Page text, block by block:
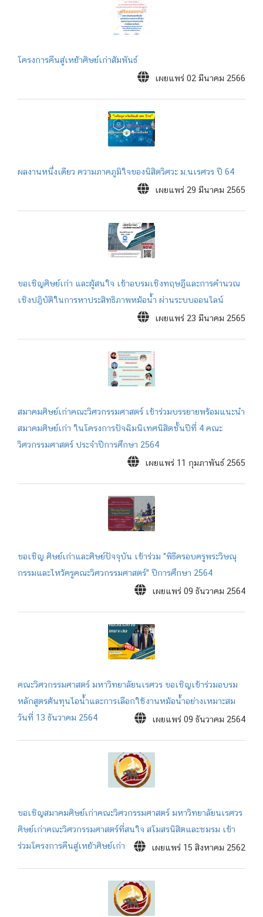
โครงการคืนสู่เหย้าศิษย์เก่าสัมพันธ์
เผยแพร่ 02 มีนาคม 2566
ผลงานหนึ่งเดียว ความภาคภูมิใจของนิสิตวิศวะ ม.นเรศวร ปี 64
เผยแพร่ 29 มีนาคม 2565
ขอเชิญศิษย์เก่า และผู้สนใจ เข้าอบรมเชิงทฤษฎีและการคำนวณ
เชิงปฎิบัติในการหาประสิทธิภาพหม้อน้ำ ผ่านระบบออนไลน์
เผยแพร่ 23 มีนาคม 2565
สมาคมศิษย์เก่าคณะวิศวกรรมศาสตร์ เข้าร่วมบรรยายพร้อมแนะนำ
สมาคมศิษย์เก่า ในโครงการปัจฉิมนิเทศนิสิตชั้นปีที่ 4 คณะ
วิศวกรรมศาสตร์ ประจำปีการศึกษา 2564
เผยแพร่ 11 กุมภาพันธ์ 2565
ขอเชิญ ศิษย์เก่าและศิษย์ปัจจุบัน เข้าร่วม "พิธีครอบครูพระวิษณุ
กรรมและไหว้ครูคณะวิศวกรรมศาสตร์" ปีการศึกษา 2564
เผยแพร่ 09 ธันวาคม 2564
คณะวิศวกรรมศาสตร์ มหาวิทยาลัยนเรศวร ขอเชิญเข้าร่วมอบรม
หลักสูตรต้นทุนไอน้ำและการเลือกใช้งานหม้อน้ำอย่างเหมาะสม
วันที่ 13 ธันวาคม 2564
เผยแพร่ 09 ธันวาคม 2564
ขอเชิญสมาคมศิษย์เก่าคณะวิศวกรรมศาสตร์ มหาวิทยาลัยนเรศวร
ศิษย์เก่าคณะวิศวกรรมศาสตร์ที่สนใจ สโมสรนิสิตและชมรม เข้า
ร่วมโครงการคืนสู่เหย้าศิษย์เก่า
เผยแพร่ 15 สิงหาคม 2562